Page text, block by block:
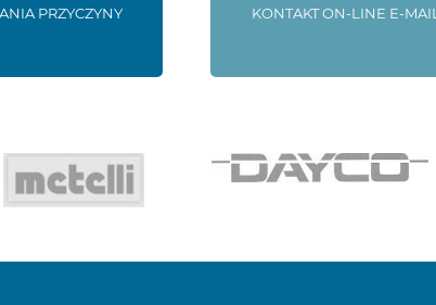
PRZYCZYNY KONTAKT ON-LINE E-MAIL